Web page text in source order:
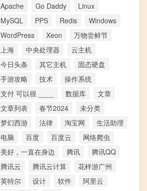
Apache Go Daddy
Linux
MySQL
PPS Redis
Windows
WordPress
Xeon
万物尝鲜节
上海
中央处理器
云主机
今日头条
其它主机
固态硬盘
手游攻略
技术
操作系统
支付 可以很 ____
数据库
文章
文章列表
春节2024
未分类
梦幻西游
法律 淘宝网
生活助理
电脑
百度 百度云
网络爬虫
美好，一直在身边
腾讯
腾讯QQ
腾讯云
腾讯云计算
花样游广州
英特尔
设计 软件
阿里云